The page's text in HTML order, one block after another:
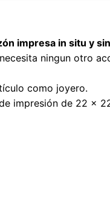
impresa in situ y
ningun otro
como joyero.
impresión de 22 x